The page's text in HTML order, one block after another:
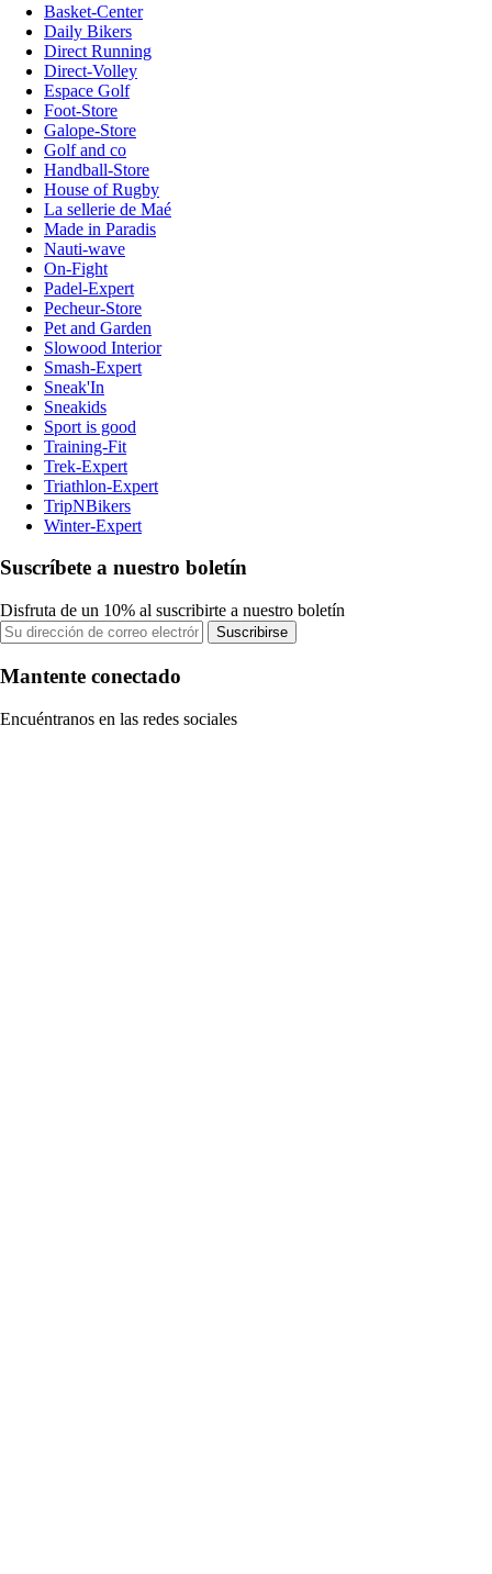
Basket-Center
Daily Bikers
Direct Running
Direct-Volley
Espace Golf
Foot-Store
Galope-Store
Golf and co
Handball-Store
House of Rugby
La sellerie de Maé
Made in Paradis
Nauti-wave
On-Fight
Padel-Expert
Pecheur-Store
Pet and Garden
Slowood Interior
Smash-Expert
Sneak'In
Sneakids
Sport is good
Training-Fit
Trek-Expert
Triathlon-Expert
TripNBikers
Winter-Expert
Suscríbete a nuestro boletín
Disfruta de un 10% al suscribirte a nuestro boletín
Suscribirse
Mantente conectado
Encuéntranos en las redes sociales